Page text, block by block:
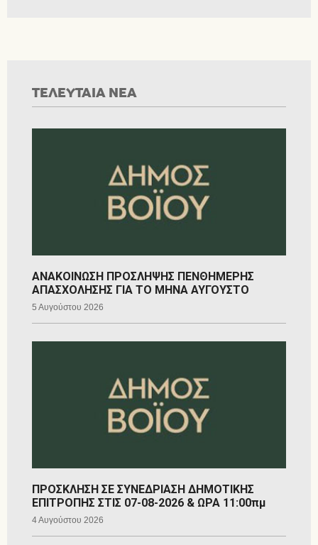
ΤΕΛΕΥΤΑΙΑ ΝΕΑ
ΑΝΑΚΟΙΝΩΣΗ ΠΡΟΣΛΗΨΗΣ ΠΕΝΘΗΜΕΡΗΣ
ΑΠΑΣΧΟΛΗΣΗΣ ΓΙΑ ΤΟ ΜΗΝΑ ΑΥΓΟΥΣΤΟ
5 Αυγούστου 2026
ΠΡΟΣΚΛΗΣΗ ΣΕ ΣΥΝΕΔΡΙΑΣΗ ΔΗΜΟΤΙΚΗΣ
ΕΠΙΤΡΟΠΗΣ ΣΤΙΣ 07-08-2026 & ΩΡΑ 11:00πμ
4 Αυγούστου 2026